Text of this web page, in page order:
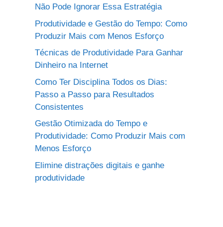
Não Pode Ignorar Essa Estratégia
Produtividade e Gestão do Tempo: Como
Produzir Mais com Menos Esforço
Técnicas de Produtividade Para Ganhar
Dinheiro na Internet
Como Ter Disciplina Todos os Dias:
Passo a Passo para Resultados
Consistentes
Gestão Otimizada do Tempo e
Produtividade: Como Produzir Mais com
Menos Esforço
Elimine distrações digitais e ganhe
produtividade